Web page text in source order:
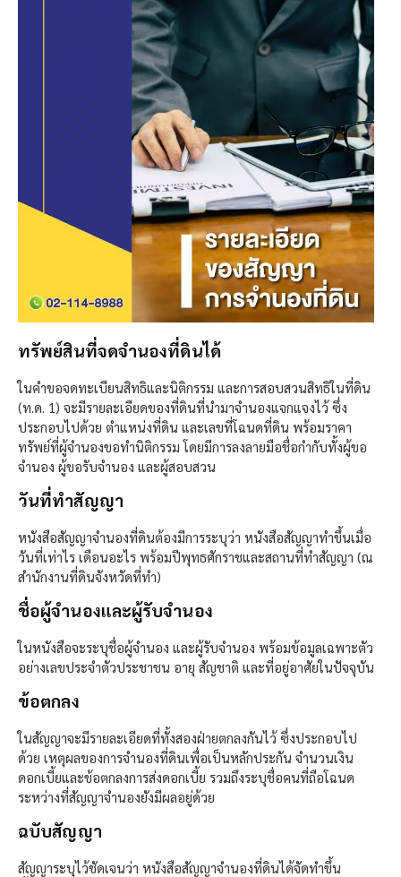
ทรัพย์สินที่จดจำนองที่ดินได้​
ในคำขอจดทะเบียนสิทธิและนิติกรรม และการสอบสวนสิทธิในที่ดิน
(ท.ด. 1) จะมีรายละเอียดของที่ดินที่นำมาจำนองแจกแจงไว้ ซึ่ง
ประกอบไปด้วย ตำแหน่งที่ดิน และเลขที่โฉนดที่ดิน พร้อมราคา
ทรัพย์ที่ผู้จำนองขอทำนิติกรรม โดยมีการลงลายมือชื่อกำกับทั้งผู้ขอ
จำนอง ผู้ขอรับจำนอง และผู้สอบสวน
วันที่ทำสัญญา​
หนังสือสัญญาจำนองที่ดินต้องมีการระบุว่า หนังสือสัญญาทำขึ้นเมื่อ
วันที่เท่าไร เดือนอะไร พร้อมปีพุทธศักราชและสถานที่ทำสัญญา (ณ
สำนักงานที่ดินจังหวัดที่ทำ)
ชื่อผู้จำนองและผู้รับจำนอง​
ในหนังสือจะระบุชื่อผู้จำนอง และผู้รับจำนอง พร้อมข้อมูลเฉพาะตัว
อย่างเลขประจำตัวประชาชน อายุ สัญชาติ และที่อยู่อาศัยในปัจจุบัน
ข้อตกลง​
ในสัญญาจะมีรายละเอียดที่ทั้งสองฝ่ายตกลงกันไว้ ซึ่งประกอบไป
ด้วย เหตุผลของการจำนองที่ดินเพื่อเป็นหลักประกัน จำนวนเงิน
ดอกเบี้ยและข้อตกลงการส่งดอกเบี้ย รวมถึงระบุชื่อคนที่ถือโฉนด
ระหว่างที่สัญญาจำนองยังมีผลอยู่ด้วย
ฉบับสัญญา​
สัญญาระบุไว้ชัดเจนว่า หนังสือสัญญาจำนองที่ดินได้จัดทำขึ้น